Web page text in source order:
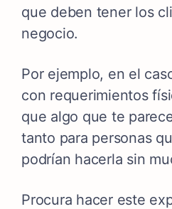
que deben tener los
negocio.
Por ejemplo, en el
con requerimientos
que algo que te
tanto para personas
podrían hacerla sin
Procura hacer este